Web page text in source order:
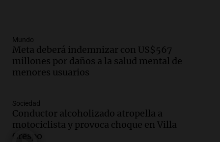
Mundo
Meta deberá indemnizar con US$567
millones por daños a la salud mental de
menores usuarios
Sociedad
Conductor alcoholizado atropella a
motociclista y provoca choque en Villa
Crespo